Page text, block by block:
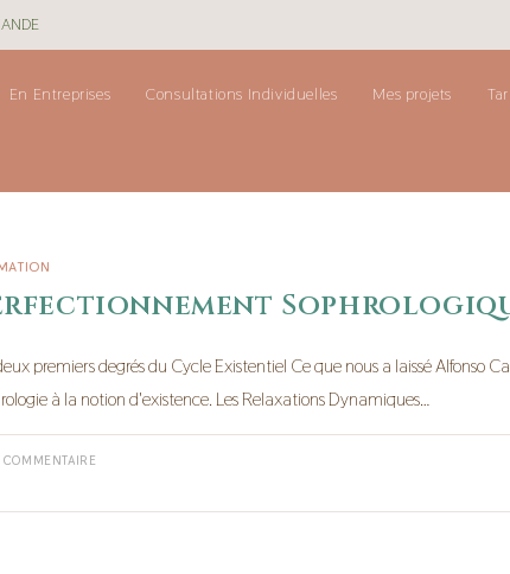
En Entreprises Consultations Individuelles Mes projets
premiers degrés du Cycle Existentiel Ce que nous a laissé Alfonso
à la notion d'existence. Les Relaxations Dynamiques…